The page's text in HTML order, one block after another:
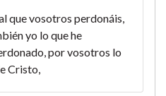
que vosotros perdonáis,
yo lo que he
por vosotros lo
Cristo,